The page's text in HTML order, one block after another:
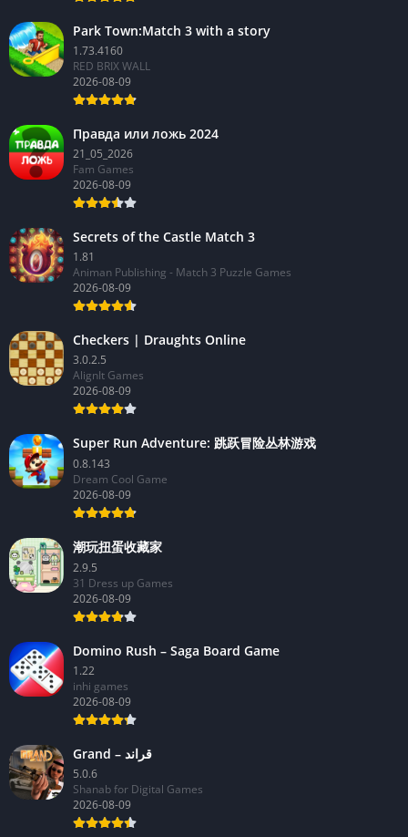
Park Town:Match 3 with a story
1.73.4160
RED BRIX WALL
2026-08-09
Правда или ложь 2024
21_05_2026
Fam Games
2026-08-09
Secrets of the Castle Match 3
1.81
Animan Publishing - Match 3 Puzzle Games
2026-08-09
Checkers | Draughts Online
3.0.2.5
AlignIt Games
2026-08-09
Super Run Adventure: 跳跃冒险丛林游戏
0.8.143
Dream Cool Game
2026-08-09
潮玩扭蛋收藏家
2.9.5
31 Dress up Games
2026-08-09
Domino Rush – Saga Board Game
1.22
inhi games
2026-08-09
Grand – قراند
5.0.6
Shanab for Digital Games
2026-08-09